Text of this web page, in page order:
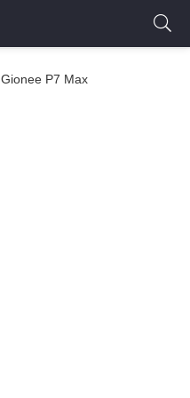
Gionee P7 Max